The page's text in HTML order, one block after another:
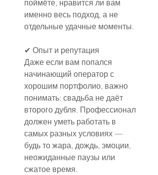
поймёте, нравится ли вам
именно весь подход, а не
отдельные удачные моменты.
✔ Опыт и репутация
Даже если вам попался
начинающий оператор с
хорошим портфолио, важно
понимать: свадьба не даёт
второго дубля. Профессионал
должен уметь работать в
самых разных условиях —
будь то жара, дождь, эмоции,
неожиданные паузы или
сжатое время.